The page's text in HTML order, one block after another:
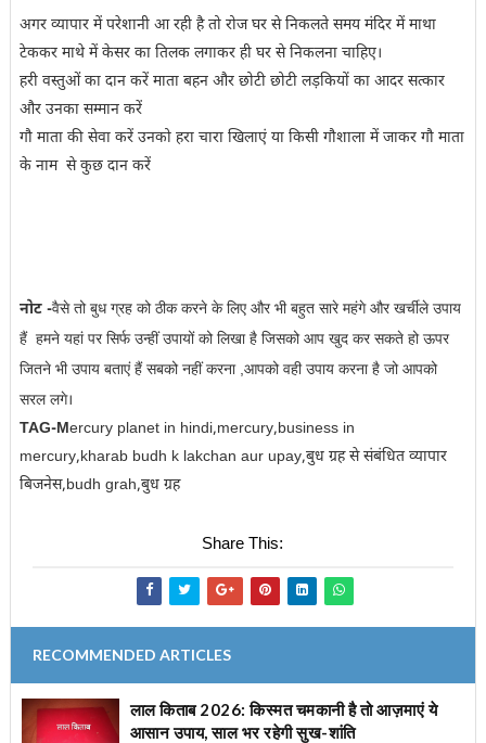
अगर व्यापार में परेशानी आ रही है तो रोज घर से निकलते समय मंदिर में माथा
टेककर माथे में केसर का तिलक लगाकर ही घर से निकलना चाहिए।
हरी वस्तुओं का दान करें माता बहन और छोटी छोटी लड़कियों का आदर सत्कार
और उनका सम्मान करें
गौ माता की सेवा करें उनको हरा चारा खिलाएं या किसी गौशाला में जाकर गौ माता
के नाम से कुछ दान करें
नोट -वैसे तो बुध ग्रह को ठीक करने के लिए और भी बहुत सारे महंगे और खर्चीले उपाय
हैं हमने यहां पर सिर्फ उन्हीं उपायों को लिखा है जिसको आप खुद कर सकते होऊपर
जितने भी उपाय बताएं हैं सबको नहीं करना ,आपको वही उपाय करना है जो आपको
सरल लगे।
TAG-Mercury planet in hindi,mercury,business in
mercury,kharab budh k lakchan aur upay,बुध ग्रह से संबंधित व्यापार
बिजनेस,budh grah,बुध ग्रह
Share This:
RECOMMENDED ARTICLES
लाल किताब 2026: किस्मत चमकानी है तो आज़माएं ये
आसान उपाय, साल भर रहेगी सुख-शांति